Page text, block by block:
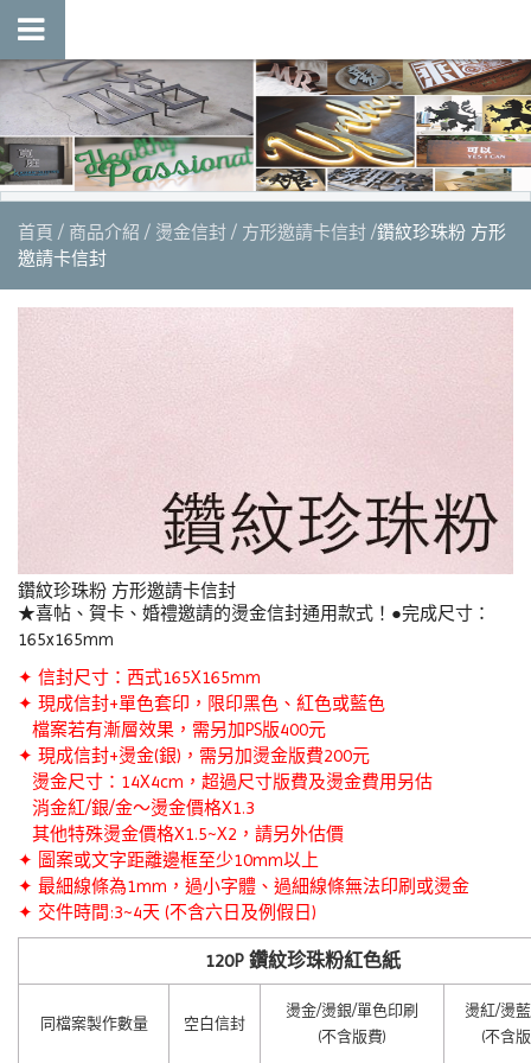
首頁 商品介紹 燙金信封 方形邀請卡信封 鑽紋珍珠粉 方形
邀請卡信封
鑽紋珍珠粉 方形邀請卡信封
★喜帖、賀卡、婚禮邀請的燙金信封通用款式！●完成尺寸：
165x165mm
✦ 信封尺寸：西式165X165mm
✦ 現成信封+單色套印，限印黑色、紅色或藍色
檔案若有漸層效果，需另加PS版400元
✦ 現成信封+燙金(銀)，需另加燙金版費200元
燙金尺寸：14X4cm，超過尺寸版費及燙金費用另估
消金紅/銀/金～燙金價格X1.3
其他特殊燙金價格X1.5~X2，請另外估價
✦ 圖案或文字距離邊框至少10mm以上
✦ 最細線條為1mm，過小字體、過細線條無法印刷或燙金
✦ 交件時間:3~4天 (不含六日及例假日)
120P 鑽紋珍珠粉紅色紙
同檔案製作數量 空白信封
燙金/燙銀/單色印刷
(不含版費)
燙紅/燙
(不含